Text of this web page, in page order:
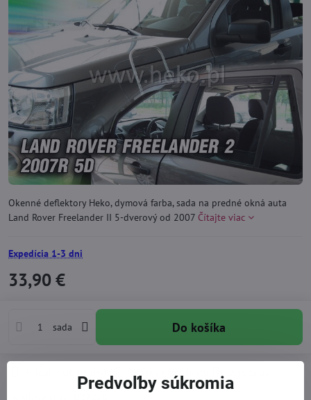
Okenné deflektory Heko, dymová farba, sada na predné okná auta
Land Rover Freelander II 5-dverový od 2007 Čítajte viac
Expedícia 1-3 dni
33,90 €
sada Do košíka
Predvoľby súkromia